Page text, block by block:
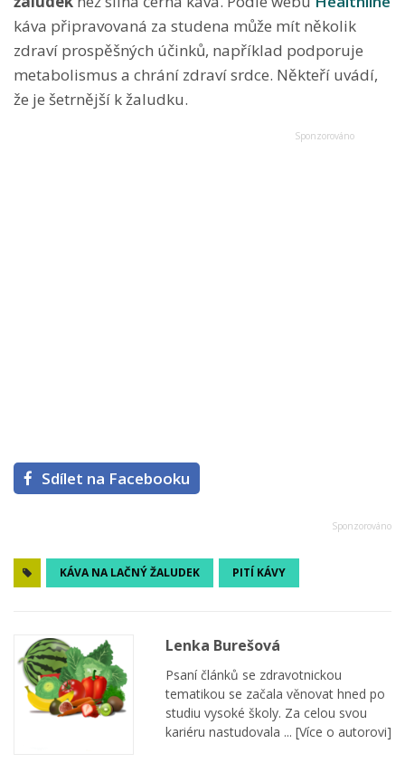
káva připravovaná za studena může mít několik
zdraví prospěšných účinků, například podporuje
metabolismus a chrání zdraví srdce. Někteří uvádí,
že je šetrnější k žaludku.
Sdílet na Facebooku
KÁVA NA LAČNÝ ŽALUDEK PITÍ KÁVY
Lenka Burešová
Psaní článků se zdravotnickou
tematikou se začala věnovat hned po
studiu vysoké školy. Za celou svou
kariéru nastudovala ... [Více o autorovi]